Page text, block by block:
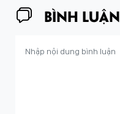
BÌNH LUẬN